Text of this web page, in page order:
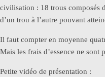
civilisation : 18 trous composés
d’un trou à l’autre pouvant
Il faut compter en moyenne
Mais les frais d’essence ne sont
Petite vidéo de présentation :